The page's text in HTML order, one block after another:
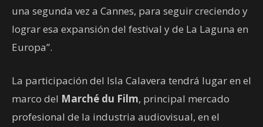
una segunda vez a Cannes, para seguir creciendo y
lograr esa expansión del festival y de La Laguna en
Europa”.
La participación del Isla Calavera tendrá lugar en el
marco del Marché du Film, principal mercado
profesional de la industria audiovisual, en el